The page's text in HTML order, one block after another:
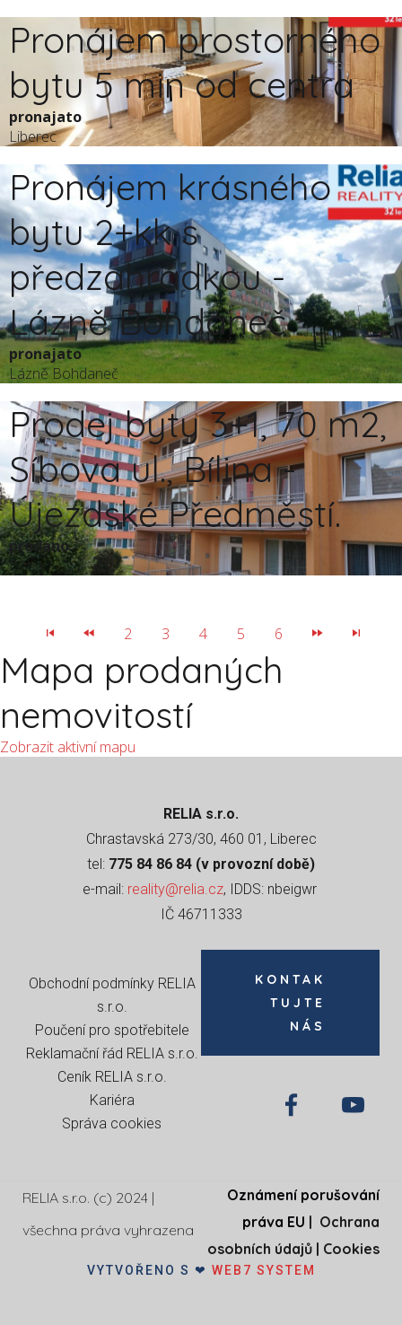
Pronájem prostorného
bytu 5 min od centra
pronajato
Liberec
Pronájem krásného
bytu 2+kk s
předzahrádkou -
Lázně Bohdaneč
pronajato
Lázně Bohdaneč
Prodej byty 3+1, 70 m2,
Síbova ul., Bílina -
Újezdské Předměstí.
prodáno
Bílina
2 3 4 5 6
Mapa prodaných
nemovitostí
Zobrazit aktivní mapu
RELIA s.r.o.
Chrastavská 273/30, 460 01, Liberec
tel: 775 84 86 84 (v provozní době)
e-mail: reality@relia.cz, IDDS: nbeigwr
IČ 46711333
Obchodní podmínky RELIA
s.r.o.
Poučení pro spotřebitele
Reklamační řád RELIA s.r.o.
Ceník RELIA s.r.o.
Kariéra
Správa cookies
KONTAK
TUJTE
NÁS
RELIA s.r.o. (c) 2024 |
všechna práva vyhrazena
Oznámení porušování
práva EU | Ochrana
osobních údajů | Cookies
VYTVOŘENO S ❤ WEB7 SYSTEM